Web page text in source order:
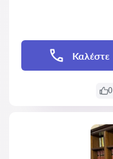
Καλέστε
0